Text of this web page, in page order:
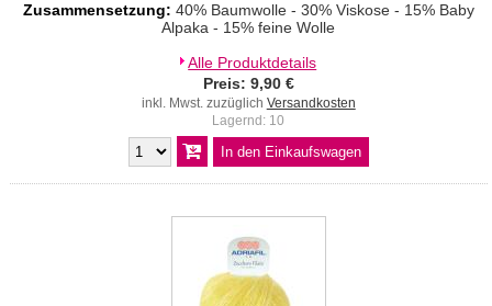
Zusammensetzung: 40% Baumwolle - 30% Viskose - 15% Baby
Alpaka - 15% feine Wolle
Alle Produktdetails
Preis: 9,90 €
inkl. Mwst. zuzüglich Versandkosten
Lagernd: 10